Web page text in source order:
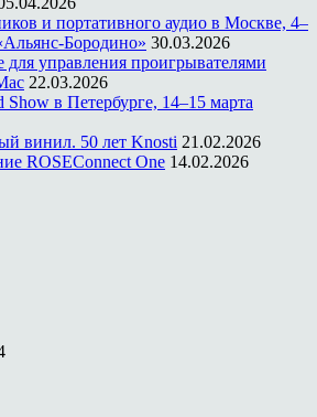
и портативного аудио в Москве, 4–
Бородино» 30.03.2026
для управления проигрывателями
22.03.2026
в Петербурге, 14–15 марта
винил. 50 лет Knosti 21.02.2026
ROSEConnect One 14.02.2026